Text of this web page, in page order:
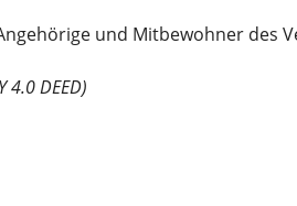
und Mitbewohner des
4.0 DEED)